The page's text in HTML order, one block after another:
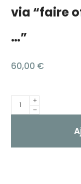
via “faire
…”
60,00 €
Quantité